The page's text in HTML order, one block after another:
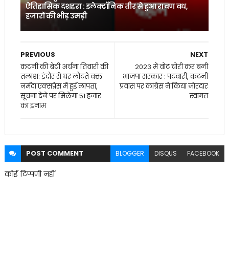
ऐतिहासिक दशहरा : इलेक्ट्रॉनिक तीर से हुआ रावण वध,
हजारों की भीड़ उमड़ी
NEXT
2023 में वोट चोरी कर बनी
भाजपा सरकार : पटवारी, कटनी
प्रवास पर कांग्रेस ने किया जोरदार
स्वागत
PREVIOUS
कटनी की बेटी अर्चना तिवारी की
तलाश: इंदौर से घर लौटते वक्त
नर्मदा एक्सप्रेस में हुई लापता,
सूचना देने पर मिलेगा 51 हजार
का इनाम
POST COMMENT BLOGGER DISQUS FACEBOOK
कोई टिप्पणी नहीं